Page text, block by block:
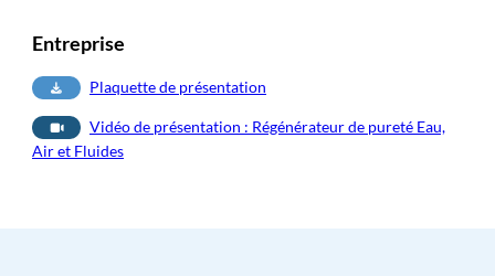
Entreprise
Plaquette de présentation
Vidéo de présentation : Régénérateur de pureté Eau,
Air et Fluides